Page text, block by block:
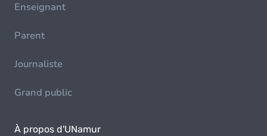
Enseignant
Parent
Journaliste
Grand public
À propos d'UNamur